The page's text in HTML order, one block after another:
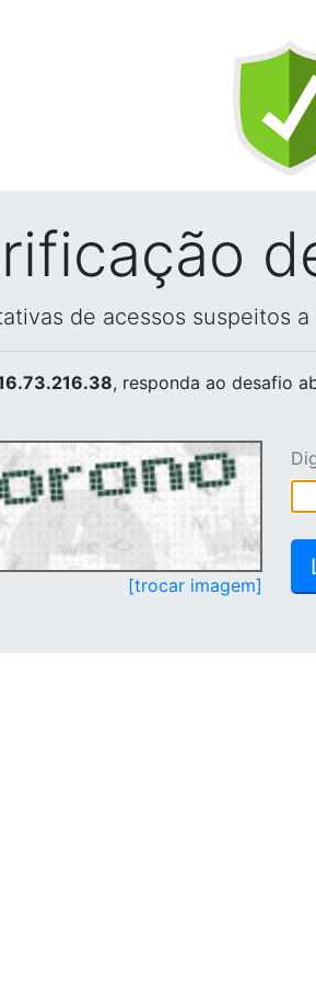
de acessos suspeitos
, responda ao desafio
[trocar imagem]